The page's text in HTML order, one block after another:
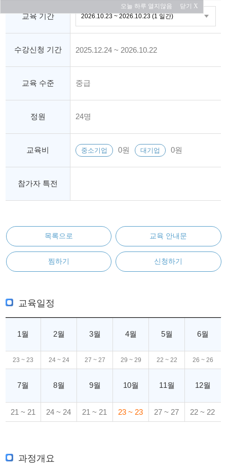
교육 기간
수강신청 기간 2025.12.24 ~ 2026.10.22
교육 수준 중급
정원 24명
교육비 중소기업 0원 대기업 0원
참가자 특전
목록으로 교육 안내문
찜하기 신청하기
교육일정
1월 2월 3월 4월 5월 6월
23 ~ 23 24 ~ 24 27 ~ 27 29 ~ 29 22 ~ 22 26 ~ 26
7월 8월 9월 10월 11월 12월
21 ~ 21 24 ~ 24 21 ~ 21 23 ~ 23 27 ~ 27 22 ~ 22
과정개요
오늘 하루 열지않음 닫기 X